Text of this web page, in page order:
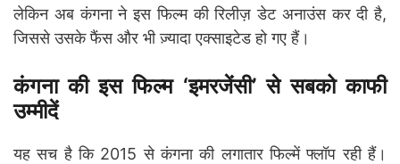
लेकिन अब कंगना ने इस फिल्म की रिलीज़ डेट अनाउंस कर दी है,
जिससे उसके फैंस और भी ज़्यादा एक्साइटेड हो गए हैं।
कंगना की इस फिल्म ‘इमरजेंसी’ से सबको काफी
उम्मीदें
यह सच है कि 2015 से कंगना की लगातार फिल्में फ्लॉप रही हैं।